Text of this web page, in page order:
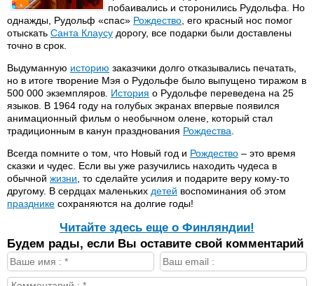
побаивались и сторонились Рудольфа. Но
однажды, Рудольф «спас» Рождество , его красный нос помог
отыскать Санта Клаусу дорогу, все подарки были доставлены
точно в срок.
Выдуманную историю заказчики долго отказывались печатать,
но в итоге творение Мэя о Рудольфе было выпущено тиражом в
500 000 экземпляров. История о Рудольфе переведена на 25
языков. В 1964 году на голубых экранах впервые появился
анимационный фильм о необычном олене, который стал
традиционным в канун празднования Рождества
Всегда помните о том, что Новый год и Рождество – это время
сказки и чудес. Если вы уже разучились находить чудеса в
обычной жизни , то сделайте усилия и подарите веру кому-то
другому. В сердцах маленьких детей воспоминания об этом
празднике сохраняются на долгие годы!
Читайте здесь еще о Финляндии!
Будем рады, если Вы оставите свой комментарий